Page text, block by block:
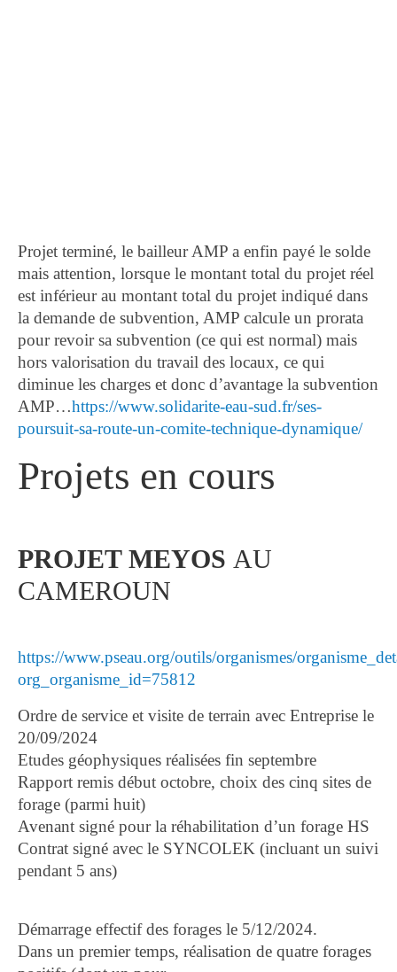
Projet terminé, le bailleur AMP a enfin payé le solde
mais attention, lorsque le montant total du projet réel
est inférieur au montant total du projet indiqué dans
la demande de subvention, AMP calcule un prorata
pour revoir sa subvention (ce qui est normal) mais
hors valorisation du travail des locaux, ce qui
diminue les charges et donc d’avantage la subvention
AMP…https://www.solidarite-eau-sud.fr/ses-
poursuit-sa-route-un-comite-technique-dynamique/
Projets en cours
PROJET MEYOS AU
CAMEROUN
https://www.pseau.org/outils/organismes/
org_organisme_id=75812
Ordre de service et visite de terrain avec Entreprise le
20/09/2024
Etudes géophysiques réalisées fin septembre
Rapport remis début octobre, choix des cinq sites de
forage (parmi huit)
Avenant signé pour la réhabilitation d’un forage HS
Contrat signé avec le SYNCOLEK (incluant un suivi
pendant 5 ans)
Démarrage effectif des forages le 5/12/2024.
Dans un premier temps, réalisation de quatre forages